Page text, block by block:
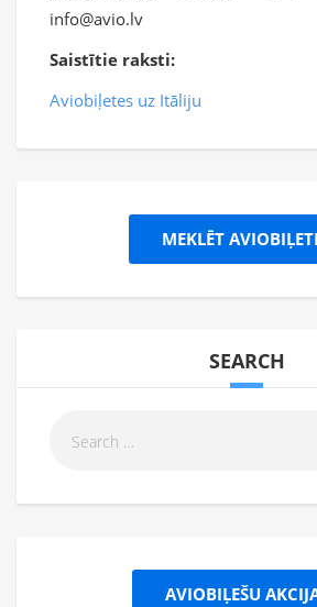
info@avio.lv
Saistītie raksti:
Aviobiļetes uz Itāliju
MEKLĒT
SEARCH
AVIOBIĻEŠU